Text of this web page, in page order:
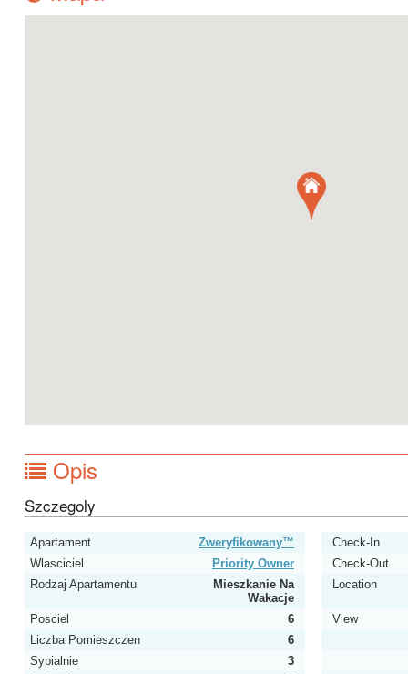
Opis
Szczegoly
Apartament Zweryfikowany™
Check-In
Wlasciciel
Priority Owner
Check-Out
Rodzaj Apartamentu
Mieszkanie Na
Wakacje
Location
Posciel 6
View
Liczba Pomieszczen
6
Sypialnie
3